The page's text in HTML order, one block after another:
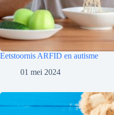
Eetstoornis ARFID en autisme
01 mei 2024